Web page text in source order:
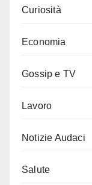
Curiosità
Economia
Gossip e TV
Lavoro
Notizie Audaci
Salute